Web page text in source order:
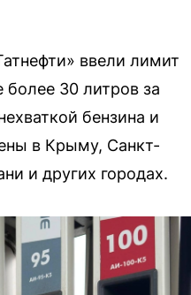
ввели лимит
30 литров за
бензина и
в Крыму, Санкт-
и других городах.